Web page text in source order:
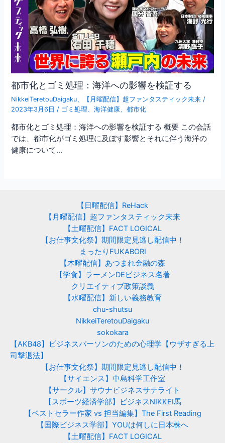
都市化とゴミ処理：海洋への影響を検証する
NikkeiTeretouDaigaku 【月曜配信】超ファンタスティック未来 /
2023年3月6日 / ゴミ処理 、海洋健康 、都市化
都市化とゴミ処理：海洋への影響を検証する 概要 この会話
では、都市化がゴミ処理に及ぼす影響とそれに伴う海洋の
健康について…
【日曜配信】ReHack
【月曜配信】超ファンタスティック未来
【土曜配信】FACT LOGICAL
【お仕事文化祭】期間限定見逃し配信中！
まったりFUKABORI
【木曜配信】あつまれ金融の森
【学食】ラーメンDEビジネス名著
クリエイティブ政策談義
【水曜配信】新しい義務教育
chu-shutsu
NikkeiTeretouDaigaku
sokokara
【AKB48】ビジネスパーソンのための心理学【ウザすぎる上
司撃退法】
【お仕事文化祭】期間限定見逃し配信中！
【サイエンス】中島科学工作室
【サークル】サウナビジネスサテライト
【スポーツ経済学部】ビジネスNIKKEI馬
【ベストセラー作家 vs 担当編集】The First Reading
【国際ビジネス学部】YOUは何しに日本株へ
【土曜配信】FACT LOGICAL